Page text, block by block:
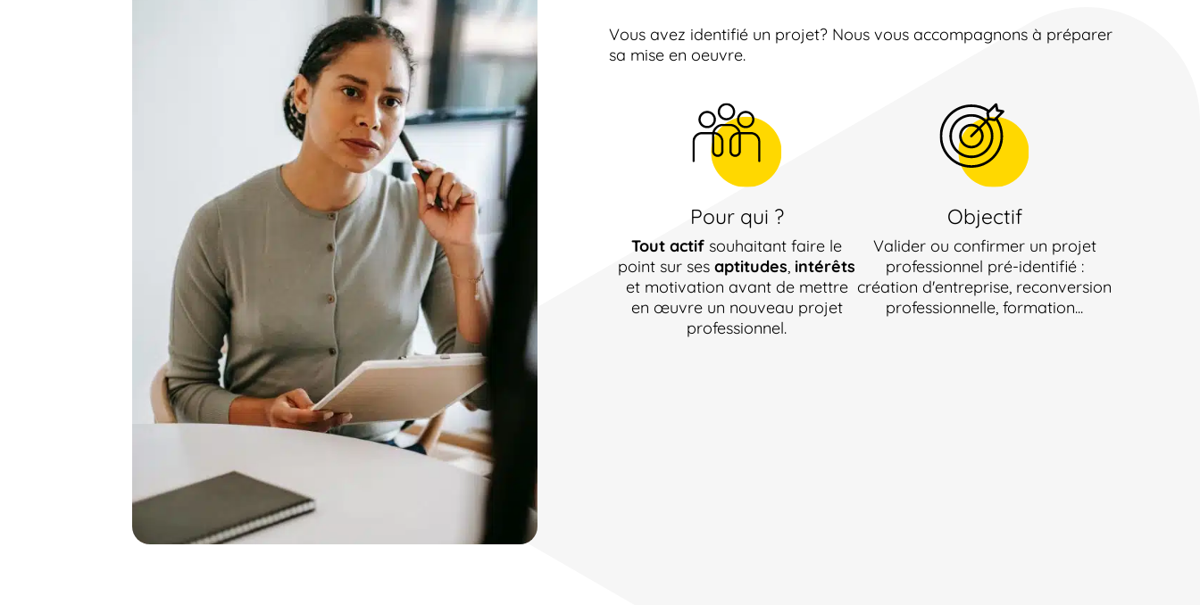
Vous avez identifié un projet? Nous vous accompagnons à préparer
sa mise en oeuvre.
Pour qui ?
Tout actifsouhaitant faire le
point sur sesaptitudes, intérêts
et motivation avant de mettre
en œuvre un nouveau projet
professionnel.
Objectif
Valider ou confirmer un projet
professionnel pré-identifié :
création d'entreprise, reconversion
professionnelle, formation...